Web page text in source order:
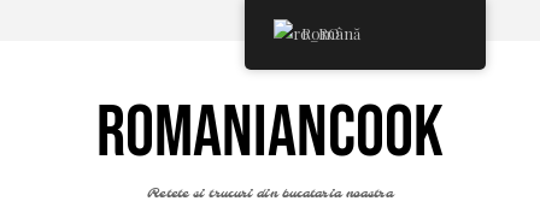
ROMANIANCOOK
Retete si trucuri din bucataria noastra
Română